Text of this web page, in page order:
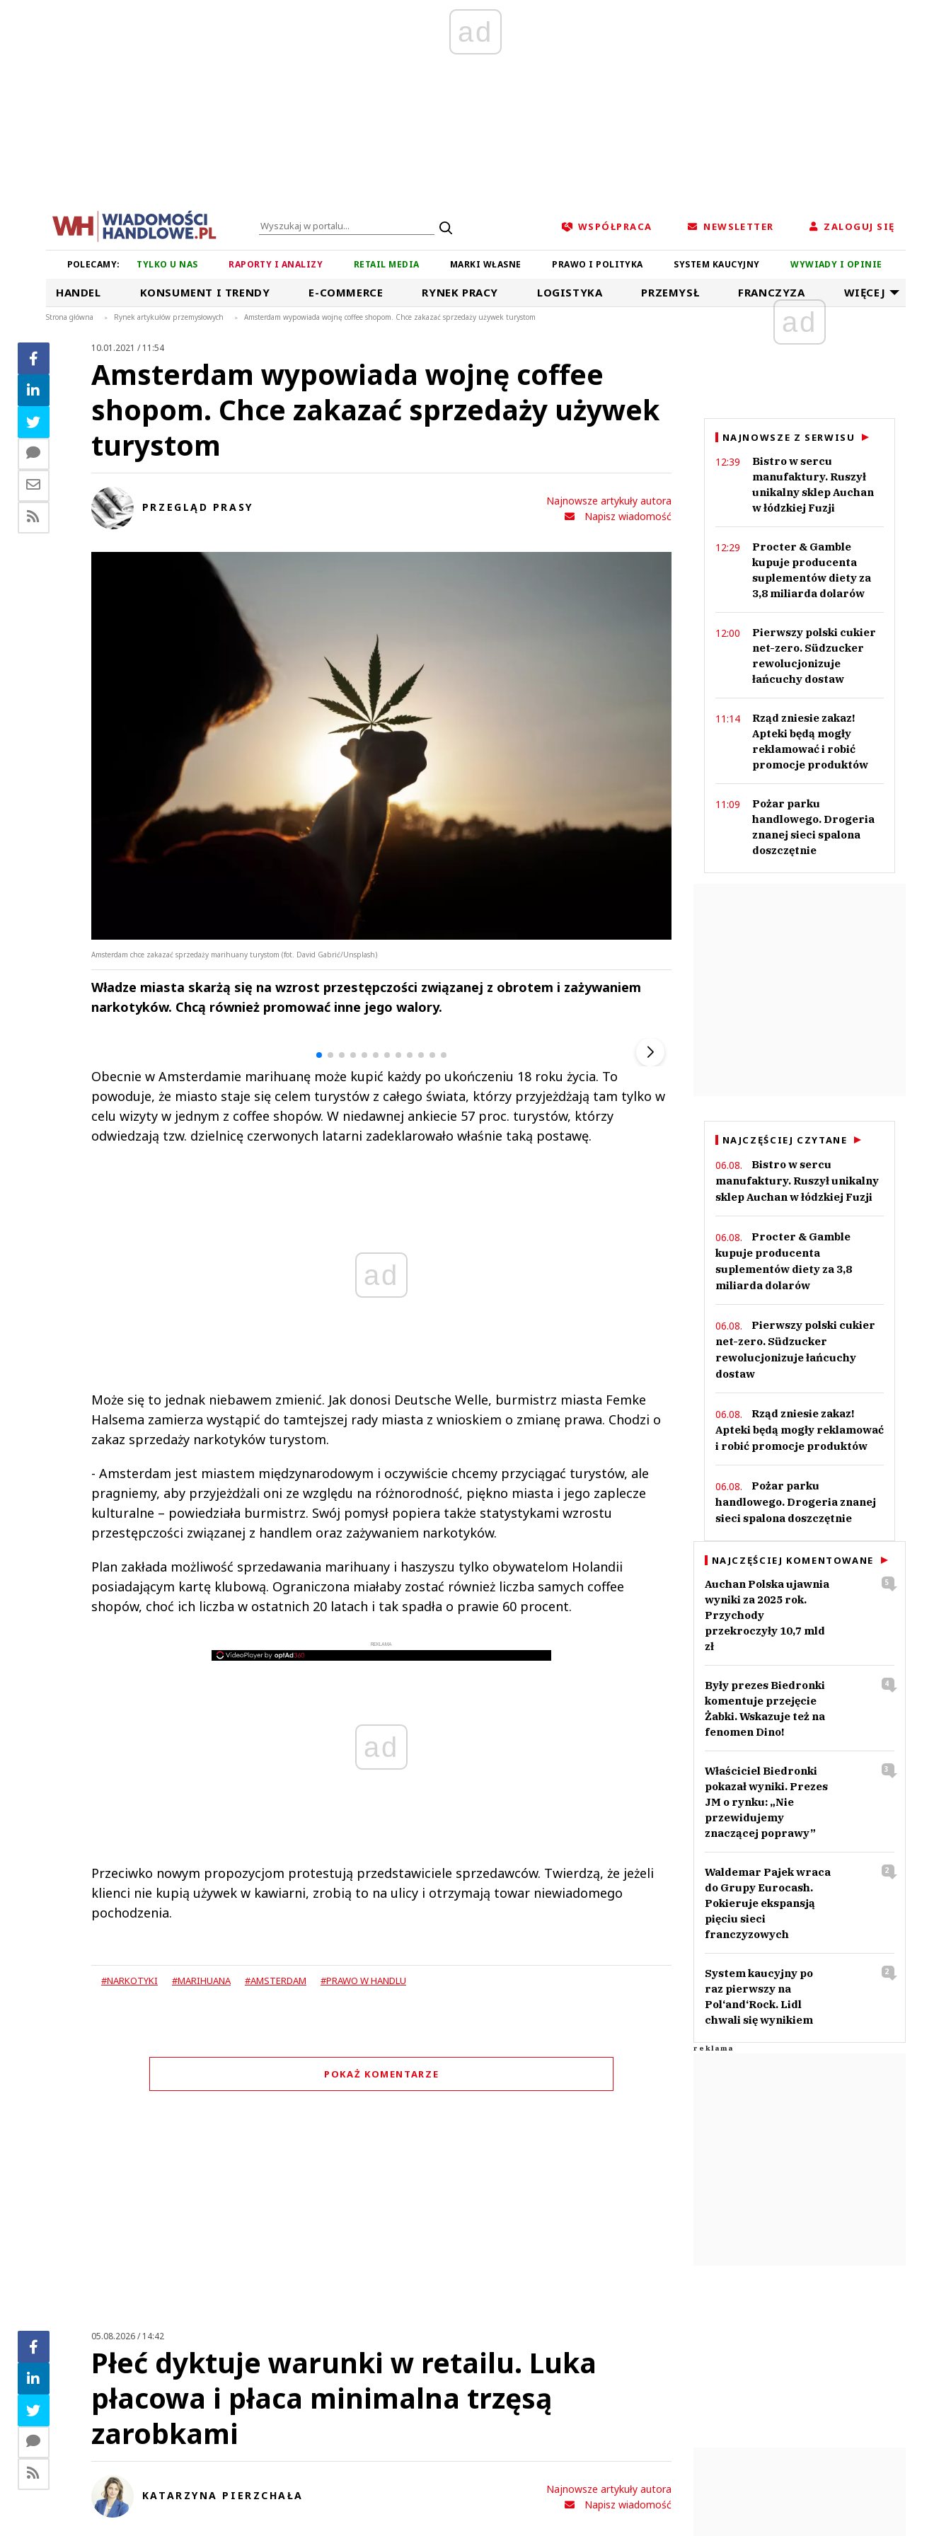
ad
WSPÓŁPRACA NEWSLETTER ZALOGUJ SIĘ
POLECAMY: TYLKO U NAS RAPORTY I ANALIZY RETAIL MEDIA MARKI WŁASNE PRAWO I POLITYKA SYSTEM KAUCYJNY WYWIADY I OPINIE
HANDEL KONSUMENT I TRENDY E-COMMERCE RYNEK PRACY LOGISTYKA PRZEMYSŁ FRANCZYZA WIĘCEJ
Strona główna > Rynek artykułów przemysłowych > Amsterdam wypowiada wojnę coffee shopom. Chce zakazać sprzedaży używek turystom
10.01.2021 / 11:54
Amsterdam wypowiada wojnę coffee
shopom. Chce zakazać sprzedaży używek
turystom
PRZEGLĄD PRASY
Najnowsze artykuły autora
Napisz wiadomość
Amsterdam chce zakazać sprzedaży marihuany turystom (fot. David Gabrić/Unsplash)
Władze miasta skarżą się na wzrost przestępczości związanej z obrotem i zażywaniem
narkotyków. Chcą również promować inne jego walory.
Obecnie w Amsterdamie marihuanę może kupić każdy po ukończeniu 18 roku życia. To
powoduje, że miasto staje się celem turystów z całego świata, którzy przyjeżdżają tam tylko w
celu wizyty w jednym z coffee shopów. W niedawnej ankiecie 57 proc. turystów, którzy
odwiedzają tzw. dzielnicę czerwonych latarni zadeklarowało właśnie taką postawę.
ad
Może się to jednak niebawem zmienić. Jak donosi Deutsche Welle, burmistrz miasta Femke
Halsema zamierza wystąpić do tamtejszej rady miasta z wnioskiem o zmianę prawa. Chodzi o
zakaz sprzedaży narkotyków turystom.
- Amsterdam jest miastem międzynarodowym i oczywiście chcemy przyciągać turystów, ale
pragniemy, aby przyjeżdżali oni ze względu na różnorodność, piękno miasta i jego zaplecze
kulturalne – powiedziała burmistrz. Swój pomysł popiera także statystykami wzrostu
przestępczości związanej z handlem oraz zażywaniem narkotyków.
Plan zakłada możliwość sprzedawania marihuany i haszyszu tylko obywatelom Holandii
posiadającym kartę klubową. Ograniczona miałaby zostać również liczba samych coffee
shopów, choć ich liczba w ostatnich 20 latach i tak spadła o prawie 60 procent.
REKLAMA
ad
Przeciwko nowym propozycjom protestują przedstawiciele sprzedawców. Twierdzą, że jeżeli
klienci nie kupią używek w kawiarni, zrobią to na ulicy i otrzymają towar niewiadomego
pochodzenia.
#NARKOTYKI #MARIHUANA #AMSTERDAM #PRAWO W HANDLU
POKAŻ KOMENTARZE
Andrzej i Marta
Marta i Andrzej
ad
NAJNOWSZE Z SERWISU
12:39
Bistro w sercu
manufaktury. Ruszył
unikalny sklep Auchan
w łódzkiej Fuzji
12:29
Procter & Gamble
kupuje producenta
suplementów diety za
3,8 miliarda dolarów
12:00
Pierwszy polski cukier
net-zero. Südzucker
rewolucjonizuje
łańcuchy dostaw
11:14
Rząd zniesie zakaz!
Apteki będą mogły
reklamować i robić
promocje produktów
11:09
Pożar parku
handlowego. Drogeria
znanej sieci spalona
doszczętnie
NAJCZĘŚCIEJ CZYTANE
06.08.
Bistro w sercu
manufaktury. Ruszył unikalny
sklep Auchan w łódzkiej Fuzji
06.08.
Procter & Gamble
kupuje producenta
suplementów diety za 3,8
miliarda dolarów
06.08.
Pierwszy polski cukier
net-zero. Südzucker
rewolucjonizuje łańcuchy
dostaw
06.08.
Rząd zniesie zakaz!
Apteki będą mogły reklamować
i robić promocje produktów
06.08.
Pożar parku
handlowego. Drogeria znanej
sieci spalona doszczętnie
NAJCZĘŚCIEJ KOMENTOWANE
Auchan Polska ujawnia
wyniki za 2025 rok.
Przychody
przekroczyły 10,7 mld
zł
5
Były prezes Biedronki
komentuje przejęcie
Żabki. Wskazuje też na
fenomen Dino!
4
Właściciel Biedronki
pokazał wyniki. Prezes
JM o rynku: „Nie
przewidujemy
znaczącej poprawy”
3
Waldemar Pajek wraca
do Grupy Eurocash.
Pokieruje ekspansją
pięciu sieci
franczyzowych
2
System kaucyjny po
raz pierwszy na
Pol‘and‘Rock. Lidl
chwali się wynikiem
2
05.08.2026 / 14:42
Płeć dyktuje warunki w retailu. Luka
płacowa i płaca minimalna trzęsą
zarobkami
KATARZYNA PIERZCHAŁA
Najnowsze artykuły autora
Napisz wiadomość